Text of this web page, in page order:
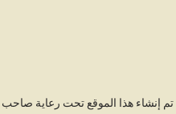
إنشاء هذا الموقع تحت رعاية صاحب